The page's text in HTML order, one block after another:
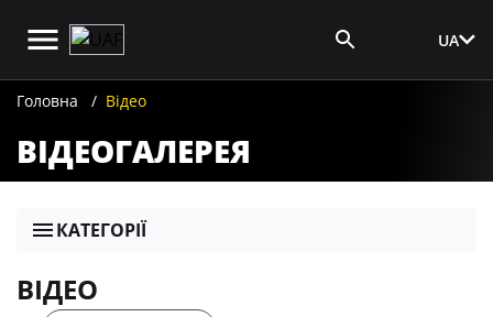
UA
Головна Відео
ВІДЕОГАЛЕРЕЯ
КАТЕГОРІЇ
ВІДЕО